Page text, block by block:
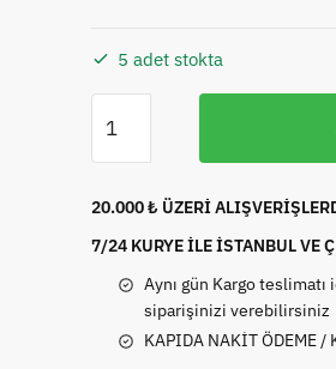
5 adet stokta
Iluma
I
Prime
1
Karton
adet
20.000 ₺ ÜZERİ
7/24 KURYE İLE İSTANBUL VE
Aynı gün Kargo teslimatı
siparişinizi verebilirsiniz
KAPIDA NAKİT ÖDEME /